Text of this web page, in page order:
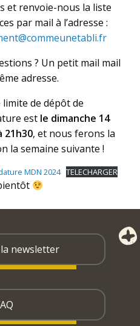
et renvoie-nous la liste
par mail à l’adresse :
? Un petit mail mail
adresse.
limite de dépôt de
est le dimanche 14
21h30, et nous ferons la
la semaine suivante !
MDN 2024 TELECHARGER
newsletter